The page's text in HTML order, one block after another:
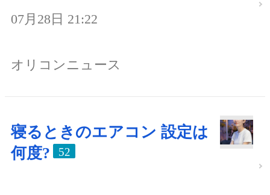
07月28日 21:22
オリコンニュース
寝るときのエアコン 設定は
何度?
52